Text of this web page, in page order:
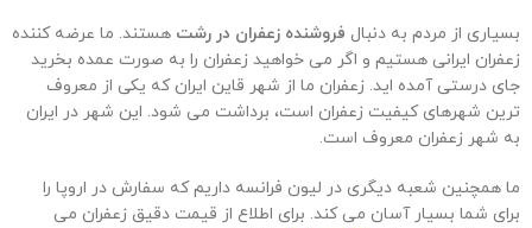
بسیاری از مردم به دنبال فروشنده زعفران در رشت هستند. ما عرضه کننده
زعفران ایرانی هستیم و اگر می خواهید زعفران را به صورت عمده بخرید
جای درستی آمده اید. زعفران ما از شهر قاین ایران که یکی از معروف
ترین شهرهای کیفیت زعفران است، برداشت می شود. این شهر در ایران
به شهر زعفران معروف است.
ما همچنین شعبه دیگری در لیون فرانسه داریم که سفارش در اروپا را
برای شما بسیار آسان می کند. برای اطلاع از قیمت دقیق زعفران می